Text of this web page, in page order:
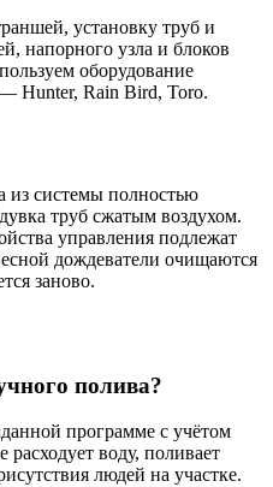
установку труб и
напорного узла и блоков
оборудование
Hunter, Rain Bird, Toro.
из системы полностью
труб сжатым воздухом.
управления подлежат
дождеватели очищаются
заново.
полива?
программе с учётом
воду, поливает
людей на участке.